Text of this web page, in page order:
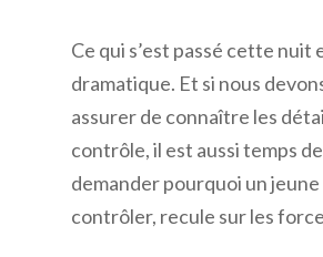
Ce qui s’est passé cette nuit
dramatique. Et si nous
assurer de connaître les
contrôle, il est aussi temps
demander pourquoi un
contrôler, recule sur les